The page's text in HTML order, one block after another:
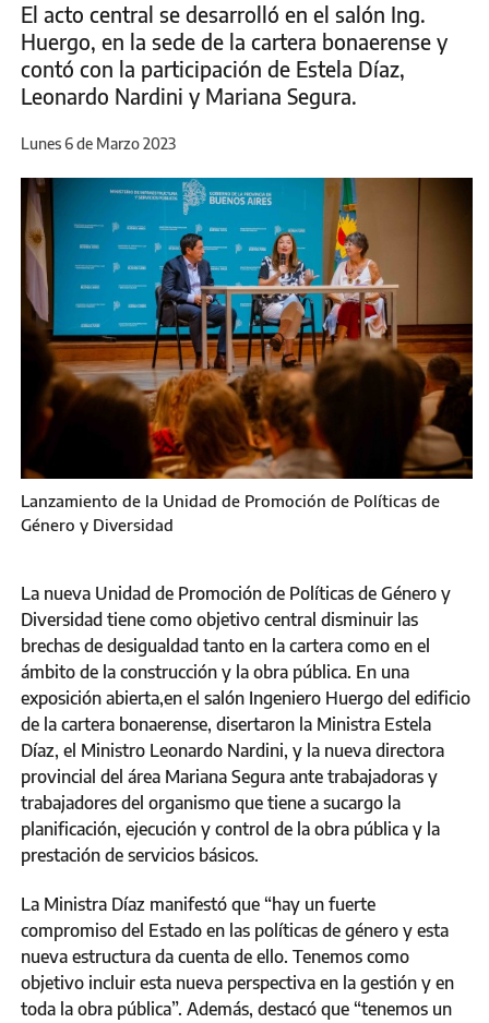
El acto central se desarrolló en el salón Ing.
Huergo, en la sede de la cartera bonaerense y
contó con la participación de Estela Díaz,
Leonardo Nardini y Mariana Segura.
Lunes 6 de Marzo 2023
Lanzamiento de la Unidad de Promoción de Políticas de
Género y Diversidad
La nueva Unidad de Promoción de Políticas de Género y
Diversidad tiene como objetivo central disminuir las
brechas de desigualdad tanto en la cartera como en el
ámbito de la construcción y la obra pública. En una
exposición abierta,en el salón Ingeniero Huergo del edificio
de la cartera bonaerense, disertaron la Ministra Estela
Díaz, el Ministro Leonardo Nardini, y la nueva directora
provincial del área Mariana Segura ante trabajadoras y
trabajadores del organismo que tiene a sucargo la
planificación, ejecución y control de la obra pública y la
prestación de servicios básicos.
La Ministra Díaz manifestó que “hay un fuerte
compromiso del Estado en las políticas de género y esta
nueva estructura da cuenta de ello. Tenemos como
objetivo incluir esta nueva perspectiva en la gestión y en
toda la obra pública”. Además, destacó que “tenemos un